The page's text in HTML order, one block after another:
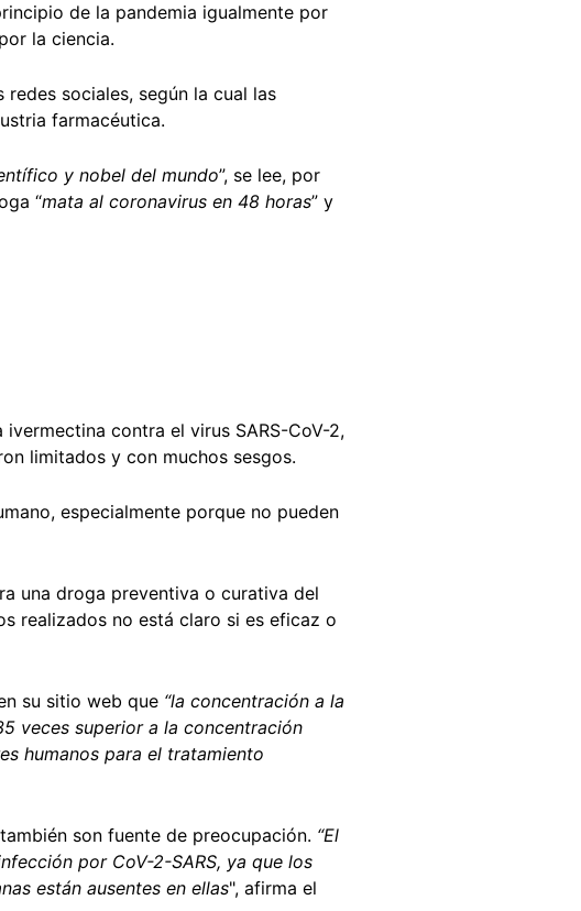
de la pandemia igualmente por
la ciencia.
sociales, según la cual las
farmacéutica.
y nobel del mundo”, se lee, por
“mata al coronavirus en 48 horas” y
contra el virus SARS-CoV-2,
limitados y con muchos sesgos.
especialmente porque no pueden
una droga preventiva o curativa del
realizados no está claro si es eficaz o
su sitio web que “la concentración a la
veces superior a la concentración
humanos para el tratamiento
son fuente de preocupación. “El
por CoV-2-SARS, ya que los
están ausentes en ellas", afirma el